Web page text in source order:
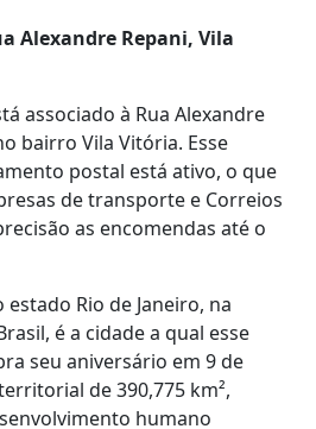
Alexandre Repani, Vila
associado à Rua Alexandre
bairro Vila Vitória. Esse
postal está ativo, o que
de transporte e Correios
as encomendas até o
Rio de Janeiro, na
é a cidade a qual esse
seu aniversário em 9 de
de 390,775 km²,
humano